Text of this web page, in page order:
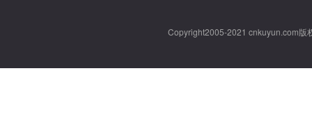
Copyright2005-2021 cnkuyun.com版